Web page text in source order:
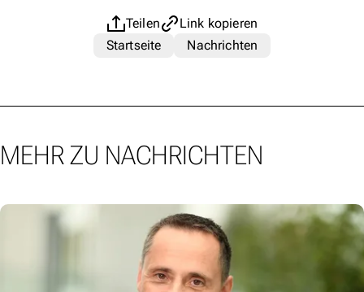
Teilen
Link kopieren
Startseite
Nachrichten
MEHR ZU NACHRICHTEN